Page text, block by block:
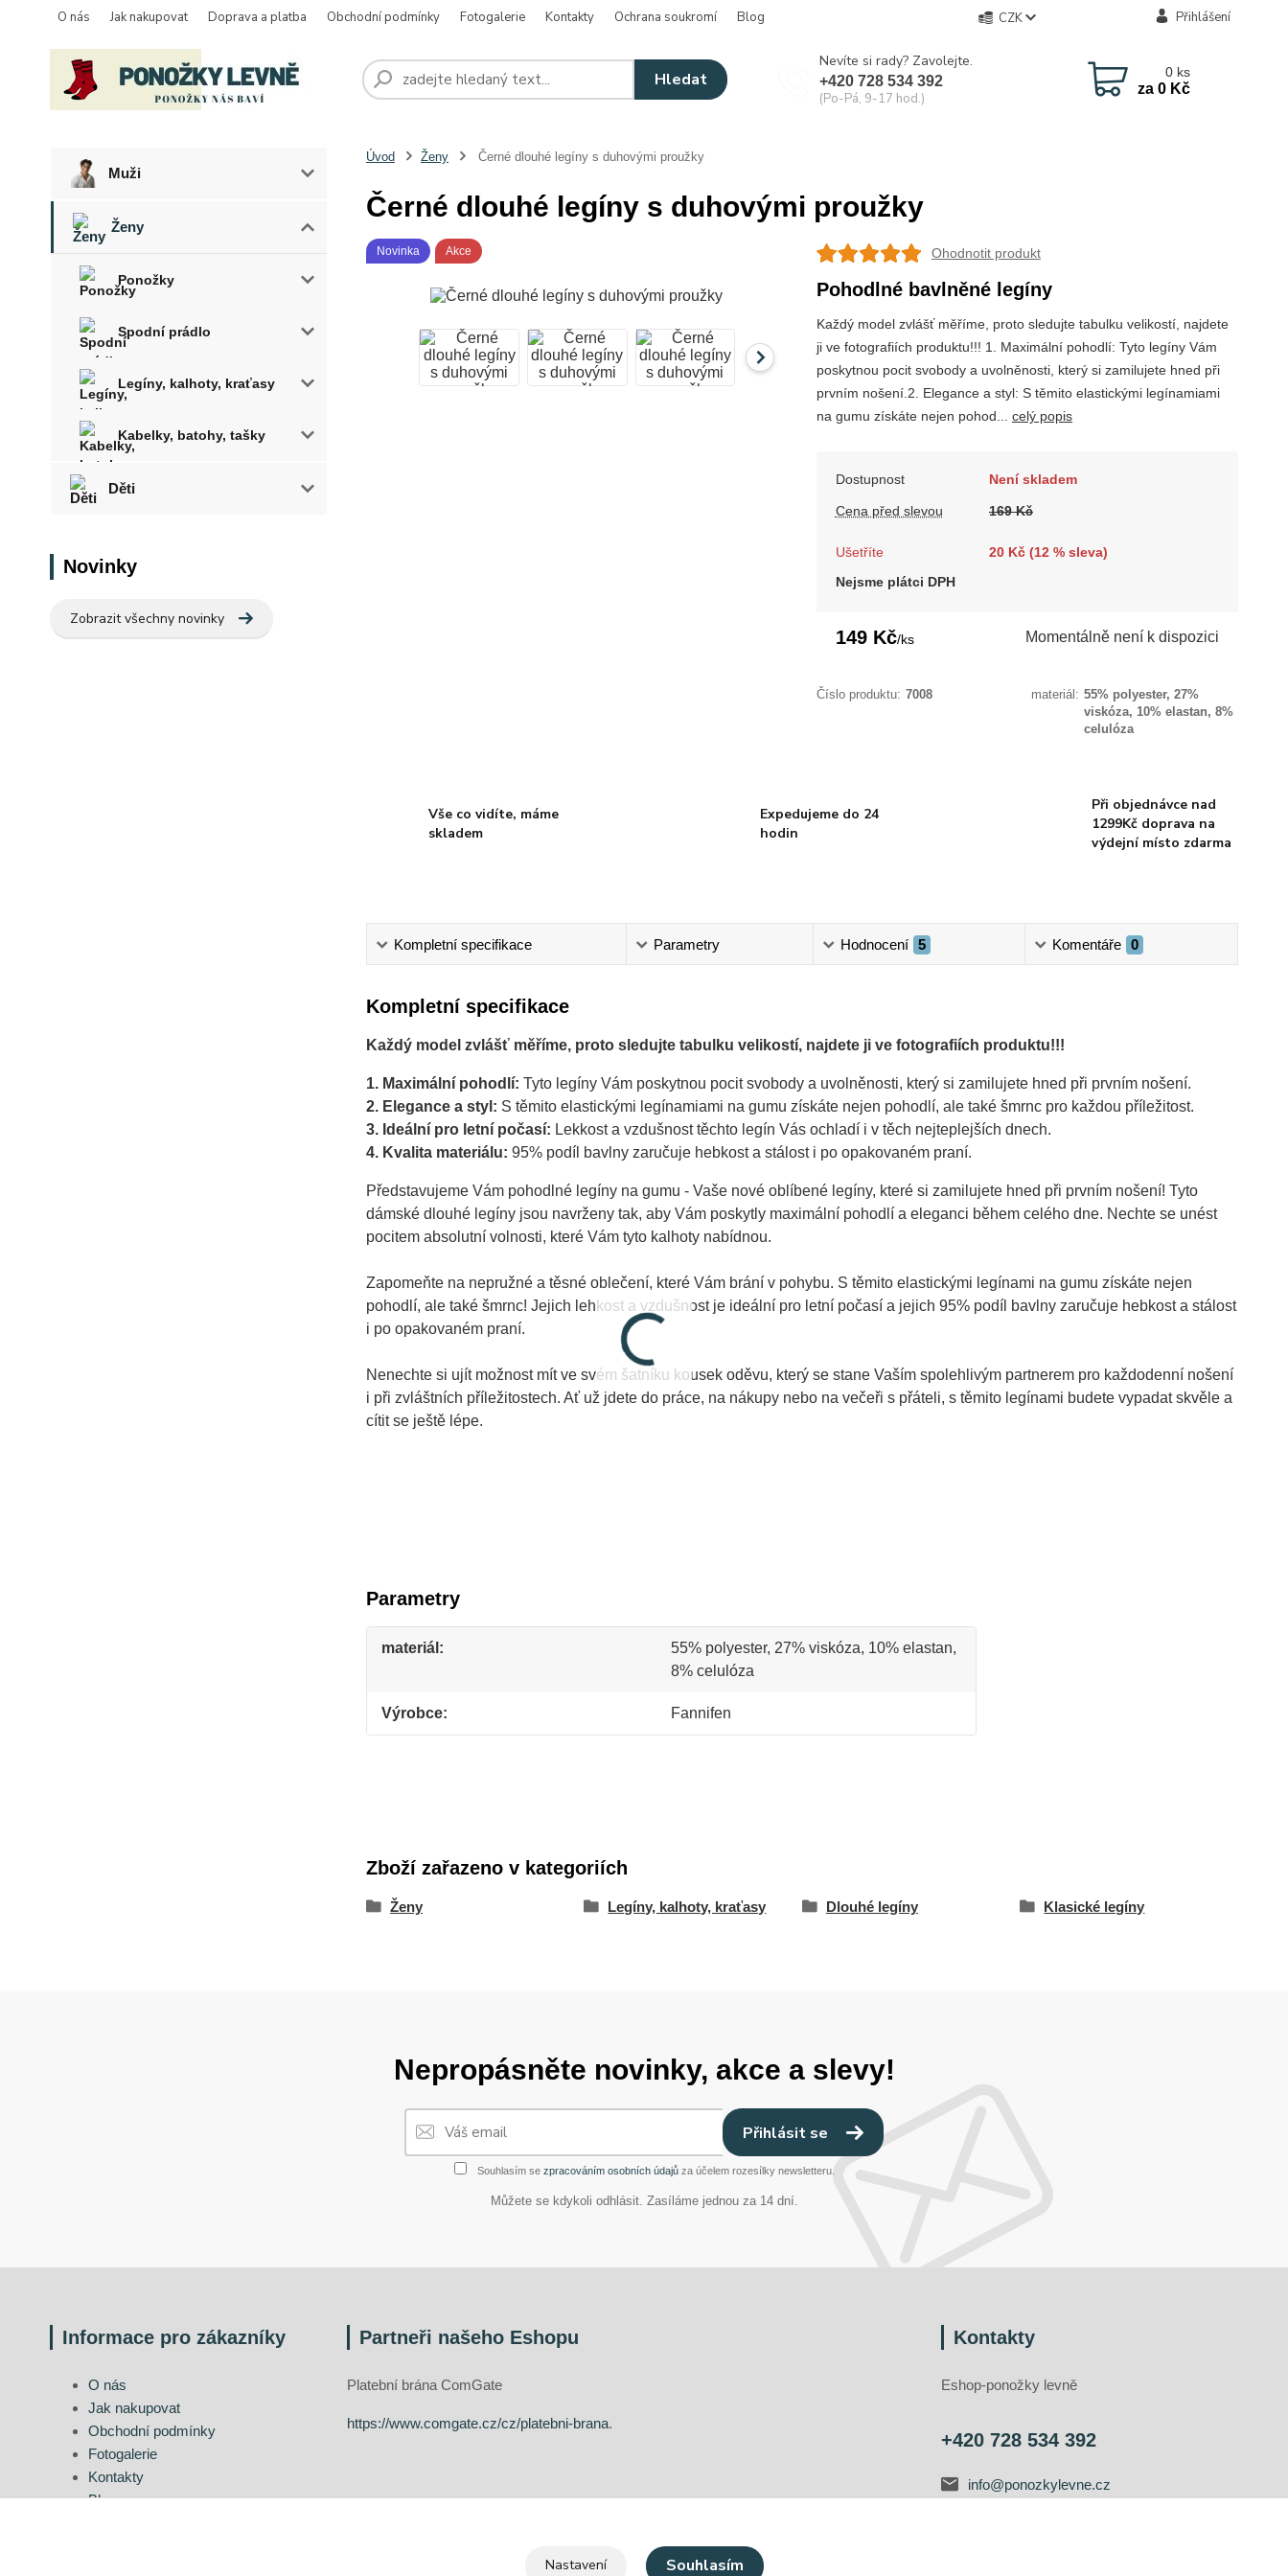
O nás Jak nakupovat Doprava a platba Obchodní podmínky Fotogalerie Kontakty Ochrana soukromí Blog CZK Přihlášení
Hledat
Nevíte si rady? Zavolejte.
+420 728 534 392
(Po-Pá, 9-17 hod.)
0 ks
za 0 Kč
Muži
Ženy
Ponožky
Spodní prádlo
Legíny, kalhoty, kraťasy
Kabelky, batohy, tašky
Děti
Novinky
Zobrazit všechny novinky
Úvod Ženy Černé dlouhé legíny s duhovými proužky
Černé dlouhé legíny s duhovými proužky
Novinka Akce Ohodnotit produkt
Pohodlné bavlněné legíny
Každý model zvlášť měříme, proto sledujte tabulku velikostí, najdete
ji ve fotografiích produktu!!! 1. Maximální pohodlí: Tyto legíny Vám
poskytnou pocit svobody a uvolněnosti, který si zamilujete hned při
prvním nošení.2. Elegance a styl: S těmito elastickými legínamiami
na gumu získáte nejen pohod... celý popis
Dostupnost Není skladem
Cena před slevou 169 Kč
Ušetříte 20 Kč (12% sleva)
Nejsme plátci DPH
149 Kč/ks Momentálně není k dispozici
Číslo produktu: 7008 materiál: 55% polyester, 27%
viskóza, 10% elastan, 8%
celulóza
Vše co vidíte, máme
skladem
Expedujeme do 24
hodin
Při objednávce nad
1299Kč doprava na
výdejní místo zdarma
Kompletní specifikace Parametry Hodnocení 5 Komentáře 0
Kompletní specifikace
Každý model zvlášť měříme, proto sledujte tabulku velikostí, najdete ji ve fotografiích produktu!!!
1. Maximální pohodlí: Tyto legíny Vám poskytnou pocit svobody a uvolněnosti, který si zamilujete hned při prvním nošení.
2. Elegance a styl: S těmito elastickými legínamiami na gumu získáte nejen pohodlí, ale také šmrnc pro každou příležitost.
3. Ideální pro letní počasí: Lekkost a vzdušnost těchto legín Vás ochladí i v těch nejteplejších dnech.
4. Kvalita materiálu: 95% podíl bavlny zaručuje hebkost a stálost i po opakovaném praní.
Představujeme Vám pohodlné legíny na gumu - Vaše nové oblíbené legíny, které si zamilujete hned při prvním nošení! Tyto
dámské dlouhé legíny jsou navrženy tak, aby Vám poskytly maximální pohodlí a eleganci během celého dne. Nechte se unést
pocitem absolutní volnosti, které Vám tyto kalhoty nabídnou.
Zapomeňte na nepružné a těsné oblečení, které Vám brání v pohybu. S těmito elastickými legínami na gumu získáte nejen
pohodlí, ale také šmrnc! Jejich lehkost a vzdušnost je ideální pro letní počasí a jejich 95% podíl bavlny zaručuje hebkost a stálost
i po opakovaném praní.
Nenechte si ujít možnost mít ve svém šatníku kousek oděvu, který se stane Vaším spolehlivým partnerem pro každodenní nošení
i při zvláštních příležitostech. Ať už jdete do práce, na nákupy nebo na večeři s přáteli, s těmito legínami budete vypadat skvěle a
cítit se ještě lépe.
Parametry
materiál
55% polyester, 27% viskóza, 10% elastan,
8% celulóza
Výrobce Fannifen
Zboží zařazeno v kategoriích
Ženy Legíny, kalhoty, kraťasy Dlouhé legíny Klasické legíny
Nepropásněte novinky, akce a slevy!
Přihlásit se
Souhlasím se zpracováním osobních údajůza účelem rozesílky newsletteru.
Můžete se kdykoli odhlásit. Zasíláme jednou za 14 dní.
Informace pro zákazníky
O nás
Jak nakupovat
Obchodní podmínky
Fotogalerie
Kontakty
Blog
Partneři našeho Eshopu
Platební brána ComGate
https://www.comgate.cz/cz/platebni-brana.
Kontakty
Eshop-ponožky levně
+420 728 534 392
info@ponozkylevne.cz
Nastavení Souhlasím